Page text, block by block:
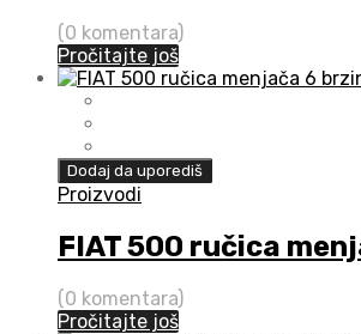
(0 komentara)
Pročitajte još
Dodaj da uporediš
Proizvodi
FIAT 500 ručica
(0 komentara)
Pročitajte još